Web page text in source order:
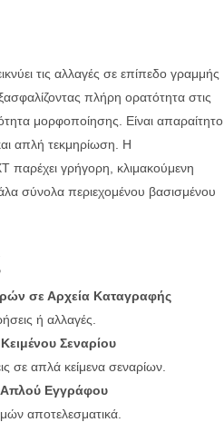
τις αλλαγές σε επίπεδο γραμμής
πλήρη ορατότητα στις
μορφοποίησης. Είναι απαραίτητο
απλή τεκμηρίωση. Η
παρέχει γρήγορη, κλιμακούμενη
σύνολα περιεχομένου βασισμένου
σε Αρχεία Καταγραφής
ή αλλαγές.
Σεναρίου
σε απλά κείμενα σεναρίων.
Εγγράφου
αποτελεσματικά.